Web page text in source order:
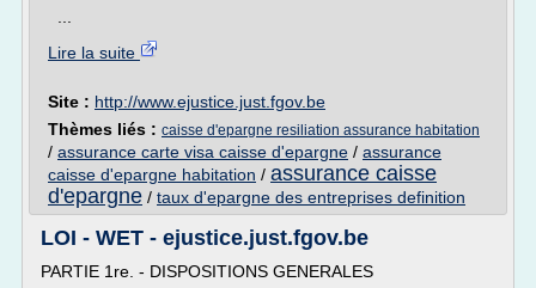
Lire la suite
Site : http://www.ejustice.just.fgov.be
Thèmes liés : caisse d'epargne resiliation assurance habitation
/ assurance carte visa caisse d'epargne / assurance
caisse d'epargne habitation / assurance caisse
d'epargne / taux d'epargne des entreprises definition
LOI - WET - ejustice.just.fgov.be
PARTIE 1re. - DISPOSITIONS GENERALES